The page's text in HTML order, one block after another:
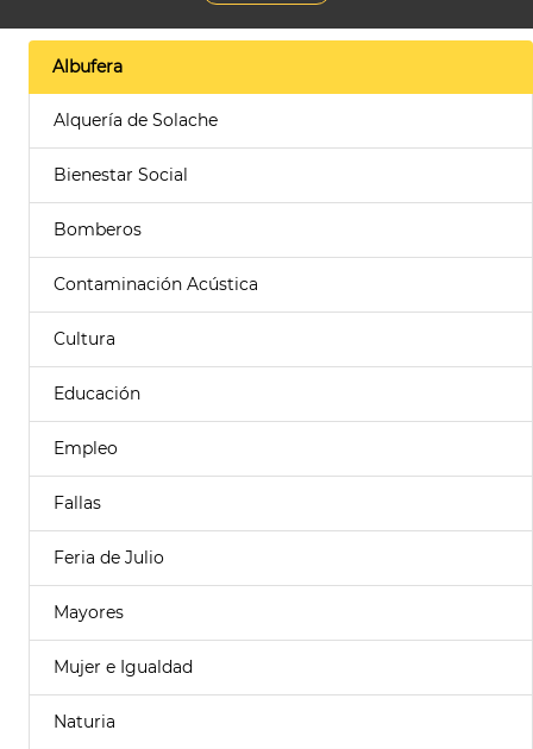
Albufera
Alquería de Solache
Bienestar Social
Bomberos
Contaminación Acústica
Cultura
Educación
Empleo
Fallas
Feria de Julio
Mayores
Mujer e Igualdad
Naturia